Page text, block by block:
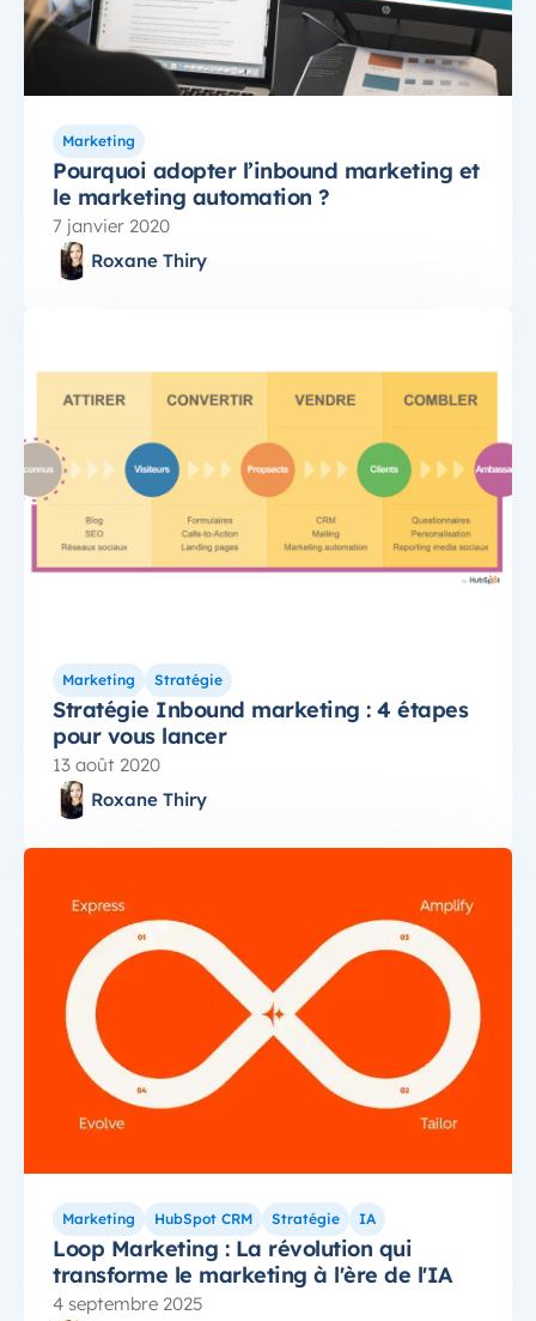
Marketing
Pourquoi adopter l’inbound marketing et
le marketing automation ?
7 janvier 2020
Roxane Thiry
Marketing Stratégie
Stratégie Inbound marketing : 4 étapes
pour vous lancer
13 août 2020
Roxane Thiry
Marketing HubSpot CRM Stratégie IA
Loop Marketing : La révolution qui
transforme le marketing à l'ère de l'IA
4 septembre 2025